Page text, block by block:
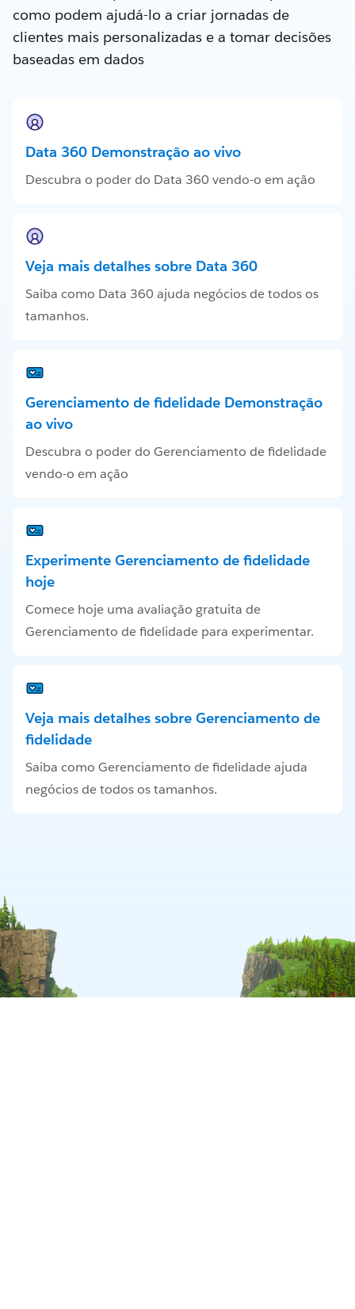
como podem ajudá-lo a criar jornadas de
clientes mais personalizadas e a tomar decisões
baseadas em dados
Data 360 Demonstração ao vivo
Descubra o poder do Data 360 vendo-o em ação
Veja mais detalhes sobre Data 360
Saiba como Data 360 ajuda negócios de todos os
tamanhos.
Gerenciamento de fidelidade Demonstração
ao vivo
Descubra o poder do Gerenciamento de fidelidade
vendo-o em ação
Experimente Gerenciamento de fidelidade
hoje
Comece hoje uma avaliação gratuita de
Gerenciamento de fidelidade para experimentar.
Veja mais detalhes sobre Gerenciamento de
fidelidade
Saiba como Gerenciamento de fidelidade ajuda
negócios de todos os tamanhos.